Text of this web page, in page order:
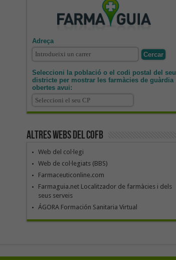
Adreça
Seleccioni la població o el codi postal del seu
districte per mostrar les farmàcies de guàrdia
obertes avui:
Altres webs del COFB
Web del col·legi
Web de col·legiats (BBS)
Farmaceuticonline.com
Farmaguia.net Localitzador de farmàcies i dels
seus serveis
ÁGORA Formación Sanitaria Virtual